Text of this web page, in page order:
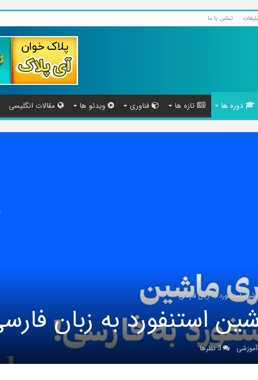
تماس با ما
دوره ها تازه ها فناوری ویدئو ها مقالات انگلیسی
استنفورد به زبان فارسی
استنفورد به زبان
3 نظرها